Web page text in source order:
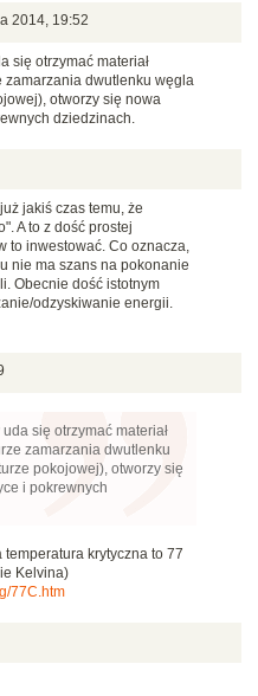
2014, 19:52
się otrzymać materiał
zamarzania dwutlenku węgla
otworzy się nowa
dziedzinach.
jakiś czas temu, że
A to z dość prostej
to inwestować. Co oznacza,
nie ma szans na pokonanie
Obecnie dość istotnym
odzyskiwanie energii.
się otrzymać materiał
zamarzania dwutlenku
pokojowej), otworzy się
i pokrewnych
krytyczna to 77
Kelvina)
77C.htm